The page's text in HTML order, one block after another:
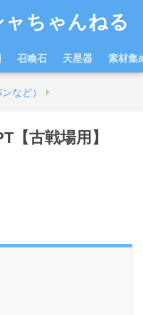
ちゃんねる
召喚石 天星器 素材集
など）
【古戦場用】